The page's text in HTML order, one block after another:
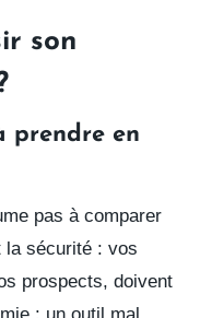
son
prendre en
pas à comparer
la sécurité :vos
prospects,doivent